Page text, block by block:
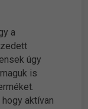
a
úgy
is
aktívan